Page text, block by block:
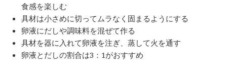
食感を楽しむ
具材は小さめに切ってムラなく固まるようにする
卵液にだしや調味料を混ぜて作る
具材を器に入れて卵液を注ぎ、蒸して火を通す
卵液とだしの割合は3：1がおすすめ